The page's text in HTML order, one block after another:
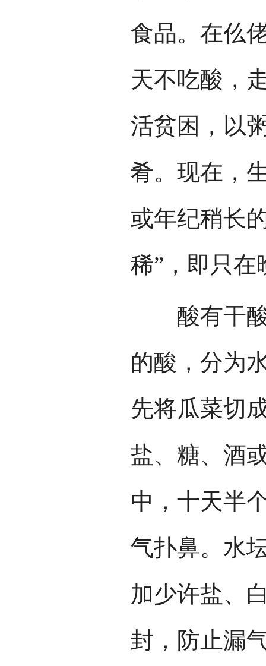
食品。在仫
天不吃酸，
活贫困，以
肴。现在，
或年纪稍长
稀”，即只
酸有干酸
的酸，分为
先将瓜菜切
盐、糖、酒
中，十天半
气扑鼻。水
加少许盐、
封，防止漏